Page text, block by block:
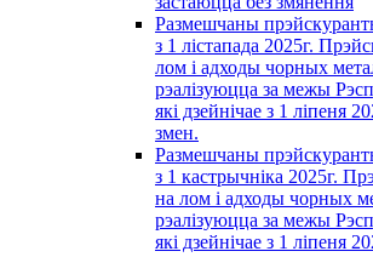
Размешчаны
з 1 лiстапада 2025г.
лом і адходы чорных
рэалізуюцца за межы
які дзейнічае з 1 лiпеня
змен.
Размешчаны
з 1 кастрычнiка 2025г.
на лом і адходы чорных
рэалізуюцца за межы
які дзейнічае з 1 лiпеня